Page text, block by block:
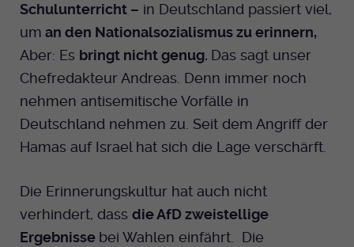
Schulunterricht – in Deutschland passiert viel,
um an den Nationalsozialismus zu erinnern,
Aber: Es bringt nicht genug. Das sagt unser
Chefredakteur Andreas. Denn immer noch
nehmen antisemitische Vorfälle in
Deutschland nehmen zu. Seit dem Angriff der
Hamas auf Israel hat sich die Lage verschärft.
Die Erinnerungskultur hat auch nicht
verhindert, dass die AfD zweistellige
Ergebnisse bei Wahlen einfährt. Die